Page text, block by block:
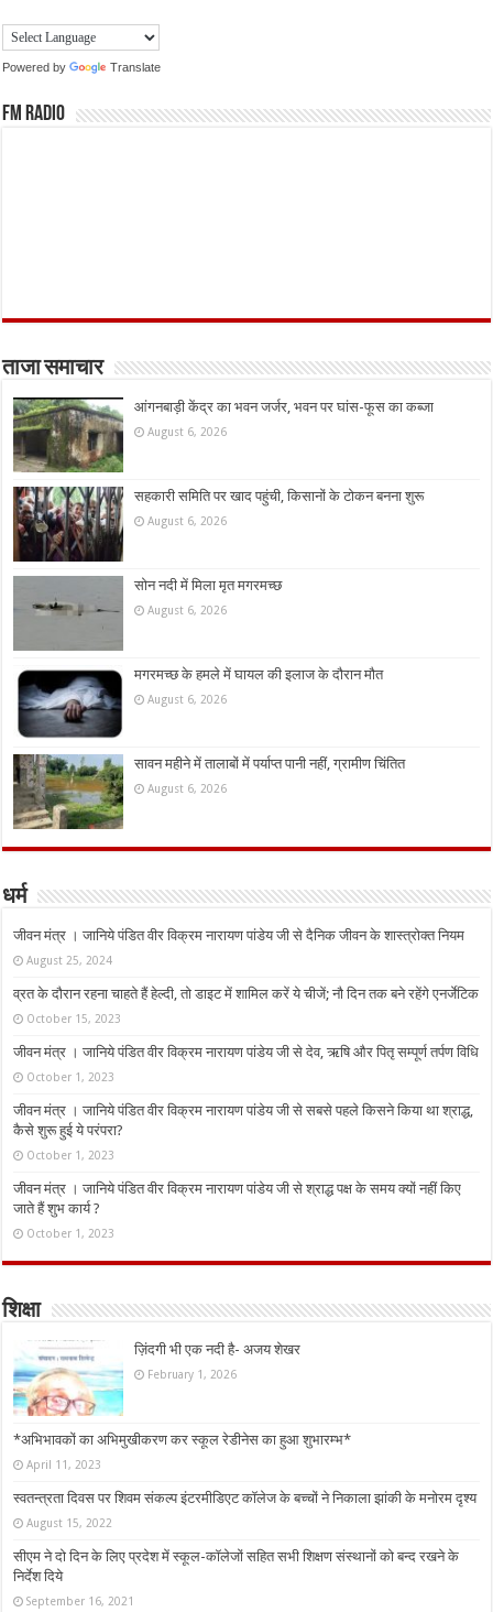
Powered by Translate
FM Radio
ताजा समाचार
आंगनबाड़ी केंद्र का भवन जर्जर, भवन पर घांस-फूस का कब्जा
August 6, 2026
सहकारी समिति पर खाद पहुंची, किसानों के टोकन बनना शुरू
August 6, 2026
सोन नदी में मिला मृत मगरमच्छ
August 6, 2026
मगरमच्छ के हमले में घायल की इलाज के दौरान मौत
August 6, 2026
सावन महीने में तालाबों में पर्याप्त पानी नहीं, ग्रामीण चिंतित
August 6, 2026
धर्म
जीवन मंत्र । जानिये पंडित वीर विक्रम नारायण पांडेय जी से दैनिक जीवन के शास्त्रोक्त नियम
August 25, 2024
व्रत के दौरान रहना चाहते हैं हेल्दी, तो डाइट में शामिल करें ये चीजें; नौ दिन तक बने रहेंगे एनर्जेटिक
October 15, 2023
जीवन मंत्र । जानिये पंडित वीर विक्रम नारायण पांडेय जी से देव, ऋषि और पितृ सम्पूर्ण तर्पण विधि
October 1, 2023
जीवन मंत्र । जानिये पंडित वीर विक्रम नारायण पांडेय जी से सबसे पहले किसने किया था श्राद्ध,
कैसे शुरू हुई ये परंपरा?
October 1, 2023
जीवन मंत्र । जानिये पंडित वीर विक्रम नारायण पांडेय जी से श्राद्ध पक्ष के समय क्यों नहीं किए
जाते हैं शुभ कार्य ?
October 1, 2023
शिक्षा
ज़िंदगी भी एक नदी है- अजय शेखर
February 1, 2026
*अभिभावकों का अभिमुखीकरण कर स्कूल रेडीनेस का हुआ शुभारम्भ*
April 11, 2023
स्वतन्त्रता दिवस पर शिवम संकल्प इंटरमीडिएट कॉलेज के बच्चों ने निकाला झांकी के मनोरम दृश्य
August 15, 2022
सीएम ने दो दिन के लिए प्रदेश में स्कूल-कॉलेजों सहित सभी शिक्षण संस्थानों को बन्द रखने के
निर्देश दिये
September 16, 2021